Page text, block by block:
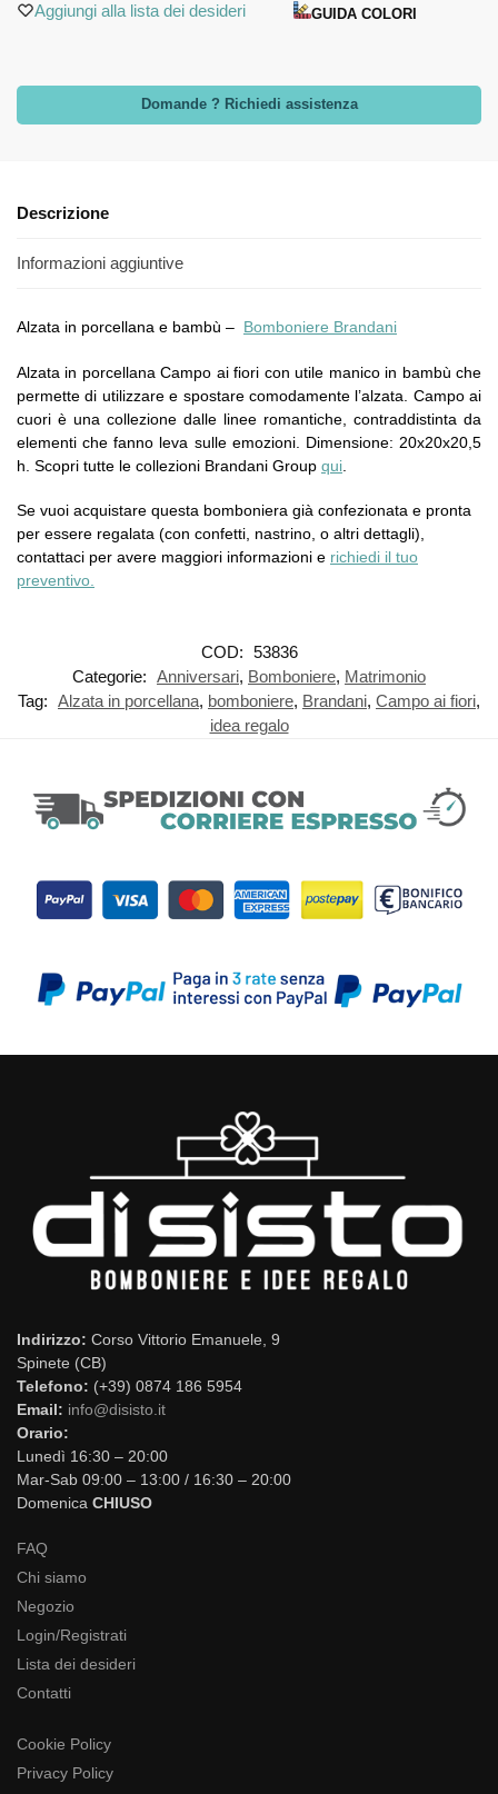
Aggiungi alla lista dei desideri GUIDA COLORI
Domande ? Richiedi assistenza
Descrizione
Informazioni aggiuntive
Alzata in porcellana e bambù – Bomboniere Brandani
Alzata in porcellana Campo ai fiori con utile manico in bambù che
permette di utilizzare e spostare comodamente l’alzata. Campo ai
cuori è una collezione dalle linee romantiche, contraddistinta da
elementi che fanno leva sulle emozioni. Dimensione: 20x20x20,5
h. Scopri tutte le collezioni Brandani Group qui
Se vuoi acquistare questa bomboniera già confezionata e pronta
per essere regalata (con confetti, nastrino, o altri dettagli),
contattaci per avere maggiori informazioni e richiedi il tuo
preventivo.
COD: 53836
Categorie: Anniversari, Bomboniere, Matrimonio
Tag: Alzata in porcellana, bomboniere, Brandani, Campo ai fiori,
idea regalo
Indirizzo: Corso Vittorio Emanuele, 9
Spinete (CB)
Telefono: (+39) 0874 186 5954
Email: info@disisto.it
Orario:
Lunedì 16:30 – 20:00
Mar-Sab 09:00 – 13:00 / 16:30 – 20:00
Domenica CHIUSO
FAQ
Chi siamo
Negozio
Login/Registrati
Lista dei desideri
Contatti
Cookie Policy
Privacy Policy